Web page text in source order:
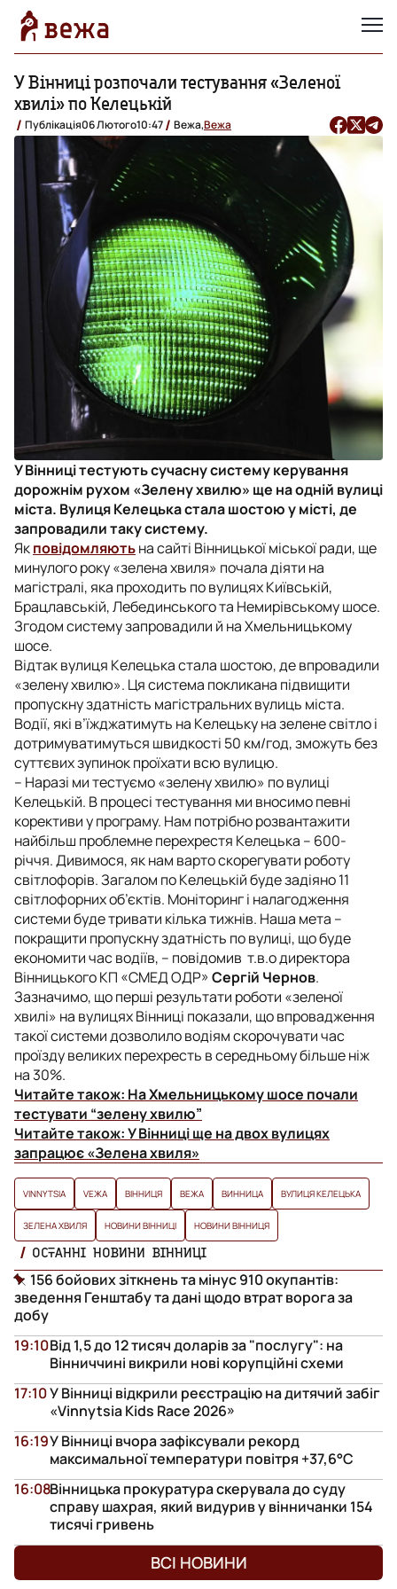
У Вінниці розпочали тестування «Зеленої
хвилі» по Келецькій
Публікація06 Лютого10:47 Вежа,Вежа
У Вінниці тестують сучасну систему керування
дорожнім рухом «Зелену хвилю» ще на одній вулиці
міста. Вулиця Келецька стала шостою у місті, де
запровадили таку систему.
Якповідомляютьна сайті Вінницької міської ради, ще
минулого року «зелена хвиля» почала діяти на
магістралі, яка проходить по вулицях Київській,
Брацлавській, Лебединського та Немирівському шосе.
Згодом систему запровадили й на Хмельницькому
шосе.
Відтак вулиця Келецька стала шостою, де впровадили
«зелену хвилю». Ця система покликана підвищити
пропускну здатність магістральних вулиць міста.
Водії, які в’їжджатимуть на Келецьку на зелене світло і
дотримуватимуться швидкості 50 км/год, зможуть без
суттєвих зупинок проїхати всю вулицю.
– Наразі ми тестуємо «зелену хвилю» по вулиці
Келецькій. В процесі тестування ми вносимо певні
корективи у програму. Нам потрібно розвантажити
найбільш проблемне перехрестя Келецька – 600-
річчя. Дивимося, як нам варто скорегувати роботу
світлофорів. Загалом по Келецькій буде задіяно 11
світлофорних об’єктів. Моніторинг і налагодження
системи буде тривати кілька тижнів. Наша мета –
покращити пропускну здатність по вулиці, що буде
економити час водіїв, – повідомив т.в.о директора
Вінницького КП «СМЕД ОДР»Сергій Чернов.
Зазначимо, що перші результати роботи «зеленої
хвилі» на вулицях Вінниці показали, що впровадження
такої системи дозволило водіям скорочувати час
проїзду великих перехресть в середньому більше ніж
на 30%.
Читайте також: На Хмельницькому шосе почали
тестувати “зелену хвилю”
Читайте також:У Вінниці ще на двох вулицях
запрацює «Зелена хвиля»
VINNYTSIA VЕЖА ВІННИЦЯ ВЕЖА ВИННИЦА ВУЛИЦЯ КЕЛЕЦЬКА
ЗЕЛЕНА ХВИЛЯ НОВИНИ ВІННИЦІ НОВИНИ ВІННИЦЯ
ОСТАННІ НОВИНИ ВІННИЦІ
156 бойових зіткнень та мінус 910 окупантів:
зведення Генштабу та дані щодо втрат ворога за
добу
Від 1,5 до 12 тисяч доларів за "послугу": на
Вінниччині викрили нові корупційні схеми
19:10
У Вінниці відкрили реєстрацію на дитячий забіг
«Vinnytsia Kids Race 2026»
17:10
У Вінниці вчора зафіксували рекорд
максимальної температури повітря +37,6°С
16:19
Вінницька прокуратура скерувала до суду
справу шахрая, який видурив у вінничанки 154
тисячі гривень
16:08
ВСІ НОВИНИ